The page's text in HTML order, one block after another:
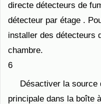
directe détecteurs de
détecteur par étage .
installer des détecteurs
chambre.
6
Désactiver la source
principale dans la boîte